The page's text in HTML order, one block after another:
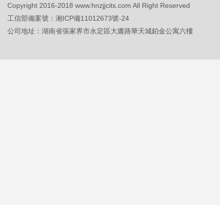
Copyright 2016-2018 www.hnzjjcits.com All Right Reserved
工信部備案號： 湘ICP備11012673號-24
公司地址：湖南省張家界市永定區大庸路華天城鉑金公寓六樓